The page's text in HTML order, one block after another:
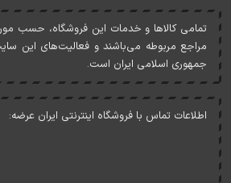
تمامی کالاها و خدمات اين فروشگاه، حسب
مراجع مربوطه می‌باشند و فعاليت‌های اين
جمهوری اسلامی ايران است.
اطلاعات تماس با فروشگاه اینترنتی ایران عرضه: